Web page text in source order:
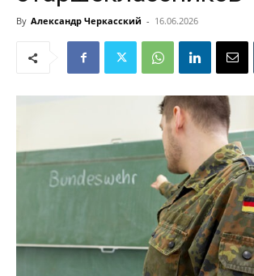
By Александр Черкасский - 16.06.2026